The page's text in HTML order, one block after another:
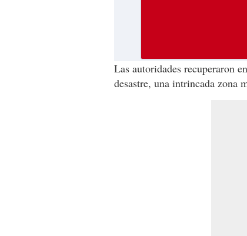
Las autoridades recuperaron
desastre, una intrincada zona